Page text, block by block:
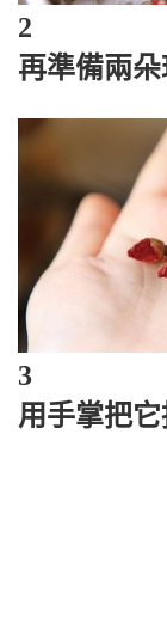
2
再準備兩朵
3
用手掌把它